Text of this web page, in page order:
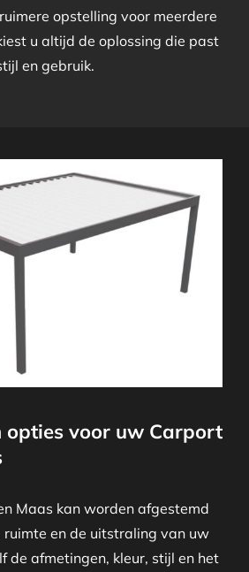
opstelling voor meerdere
u altijd de oplossing die past
en gebruik.
opties voor uw Carport
Maas kan worden afgestemd
ruimte en de uitstraling van uw
de afmetingen, kleur, stijl en het